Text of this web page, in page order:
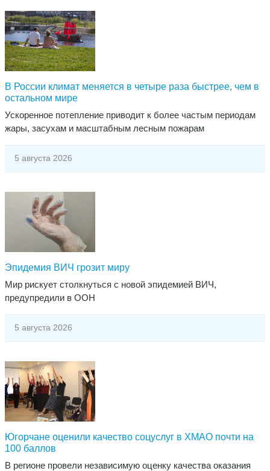
В России климат меняется в четыре раза быстрее, чем в
остальном мире
​Ускоренное потепление приводит к более частым периодам
жары, засухам и масштабным лесным пожарам
5 августа 2026
Эпидемия ВИЧ грозит миру
Мир рискует столкнуться с новой эпидемией ВИЧ,
предупредили в ООН
5 августа 2026
Югорчане оценили качество соцуслуг в ХМАО почти на
100 баллов
В регионе провели независимую оценку качества оказания